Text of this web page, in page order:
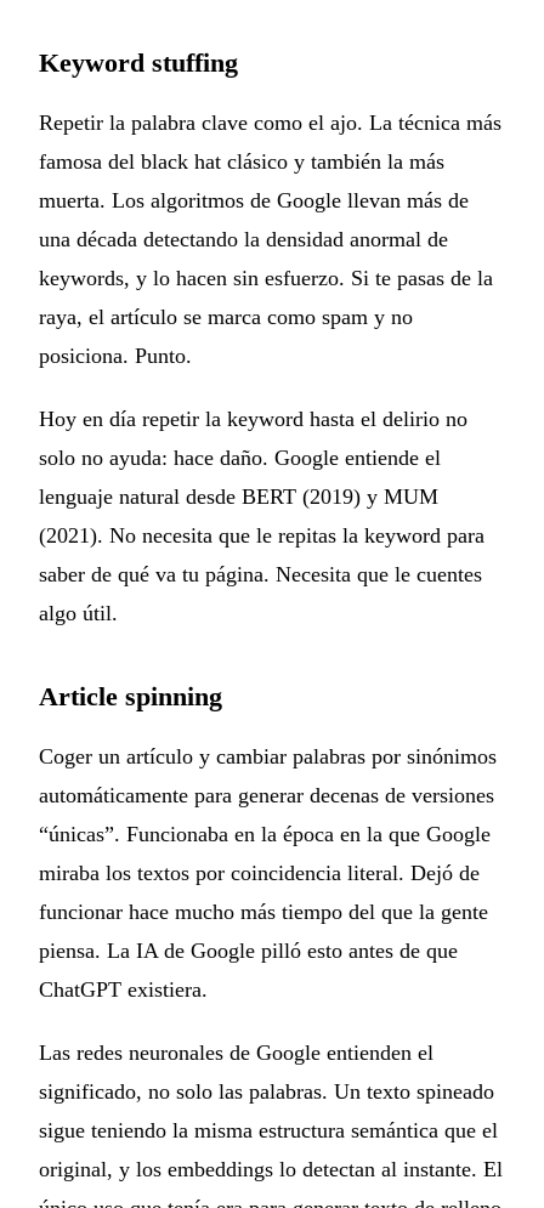
Keyword stuffing
Repetir la palabra clave como el ajo. La técnica más
famosa del black hat clásico y también la más
muerta. Los algoritmos de Google llevan más de
una década detectando la densidad anormal de
keywords, y lo hacen sin esfuerzo. Si te pasas de la
raya, el artículo se marca como spam y no
posiciona. Punto.
Hoy en día repetir la keyword hasta el delirio no
solo no ayuda: hace daño. Google entiende el
lenguaje natural desde BERT (2019) y MUM
(2021). No necesita que le repitas la keyword para
saber de qué va tu página. Necesita que le cuentes
algo útil.
Article spinning
Coger un artículo y cambiar palabras por sinónimos
automáticamente para generar decenas de versiones
“únicas”. Funcionaba en la época en la que Google
miraba los textos por coincidencia literal. Dejó de
funcionar hace mucho más tiempo del que la gente
piensa. La IA de Google pilló esto antes de que
ChatGPT existiera.
Las redes neuronales de Google entienden el
significado, no solo las palabras. Un texto spineado
sigue teniendo la misma estructura semántica que el
original, y los embeddings lo detectan al instante. El